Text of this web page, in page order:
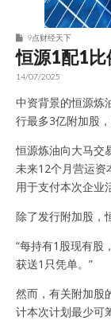
9点财经天下
恒源1配1比
14/07/2025
中资背景的恒源炼
行最多3亿附加股
恒源炼油向大马交
未来12个月营运资
用于支付本次企业
除了发行附加股，
“每持有1股现有股
获送1只凭单。”
然而，有关附加股
计本次计划最少可